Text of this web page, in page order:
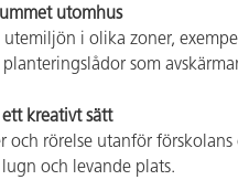
utomhus
utemiljön i olika zoner,
planteringslådor som
kreativt sätt
och rörelse utanför
och levande plats.